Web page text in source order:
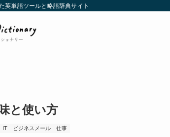
英単語ツールと略語辞典サイト
と使い方
IT ビジネスメール 仕事